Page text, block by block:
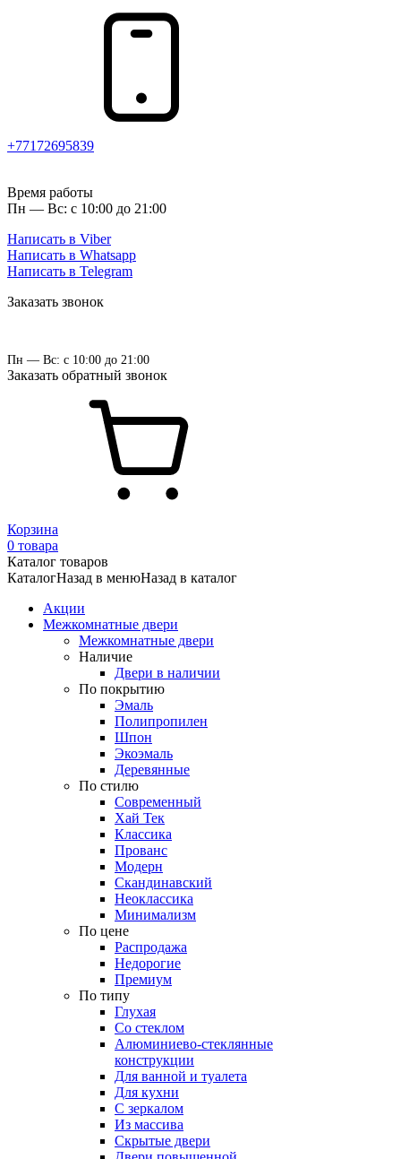
+77172695839
Время работы
Пн — Вс: с 10:00 до 21:00
Написать в Viber
Написать в Whatsapp
Написать в Telegram
Заказать звонок
Пн — Вс: с 10:00 до 21:00
Заказать обратный звонок
Корзина
0 товара
Каталог товаров
КаталогНазад в менюНазад в каталог
Акции
Межкомнатные двери
Межкомнатные двери
Наличие
Двери в наличии
По покрытию
Эмаль
Полипропилен
Шпон
Экоэмаль
Деревянные
По стилю
Современный
Хай Тек
Классика
Прованс
Модерн
Скандинавский
Неоклассика
Минимализм
По цене
Распродажа
Недорогие
Премиум
По типу
Глухая
Со стеклом
Алюминиево-стеклянные
конструкции
Для ванной и туалета
Для кухни
С зеркалом
Из массива
Скрытые двери